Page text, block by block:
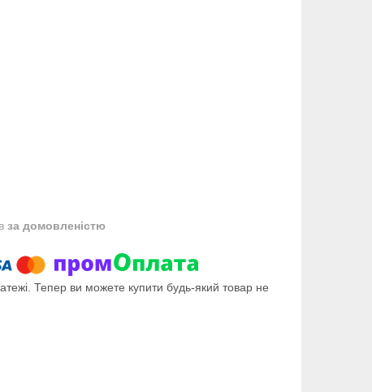
за домовленістю
Тепер ви можете купити будь-який товар не